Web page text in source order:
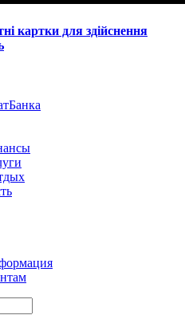
картки для здійснення